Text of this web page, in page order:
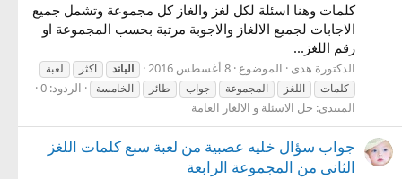
كلمات وهنا اسئلة لكل لغز والغاز كل مجموعة وتشمل جميع
الاجابات لجميع الالغاز والاجوبة مرتبة بحسب المجموعة او
رقم اللغز...
الدكتورة هدى الموضوع 8 أغسطس 2016 الباند اكثر
لعبة
كلمات
اللغز المجموعة جواب طائر الخامسة
الردود: 0
المنتدى: حل الاسئلة و الالغاز العامة
جواب سؤال خليه عصبية من لعبة سبع كلمات اللغز
الثانى من المجموعة الرابعة